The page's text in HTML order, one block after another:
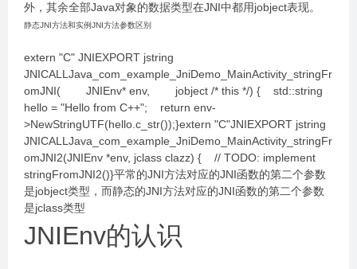
外，其余全部Java对象的数据类型在JNI中都用jobject表现。
静态JNI方法和实例JNI方法参数区别
extern "C" JNIEXPORT jstring
JNICALLJava_com_example_JniDemo_MainActivity_stringFr
omJNI( JNIEnv* env, jobject /* this */) { std::string
hello = "Hello from C++"; return env-
>NewStringUTF(hello.c_str());}extern "C"JNIEXPORT jstring
JNICALLJava_com_example_JniDemo_MainActivity_stringFr
omJNI2(JNIEnv *env, jclass clazz) { // TODO: implement
stringFromJNI2()}平常的JNI方法对应的JNI函数的第二个参数
是jobject类型，而静态的JNI方法对应的JNI函数的第二个参数
是jclass类型
JNIEnv的认识